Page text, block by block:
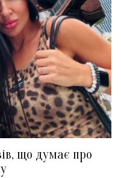
що думає про